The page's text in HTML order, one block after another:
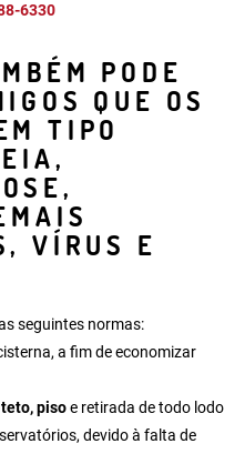
6330
PODE
QUE OS
TIPO
VÍRUS E
seguintes normas:
, a fim de economizar
pisoe retirada de todo lodo
devido à falta de